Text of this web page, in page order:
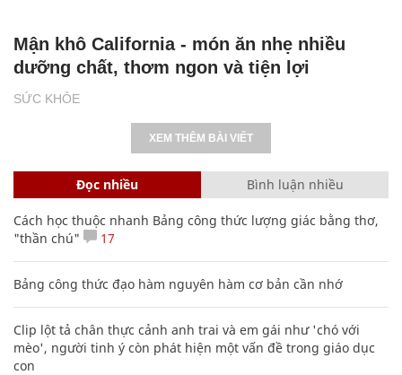
SỨC KHỎE
Mận khô California - món ăn nhẹ nhiều
dưỡng chất, thơm ngon và tiện lợi
XEM THÊM BÀI VIẾT
Đọc nhiều Bình luận nhiều
Cách học thuộc nhanh Bảng công thức lượng giác bằng thơ,
"thần chú"
17
Bảng công thức đạo hàm nguyên hàm cơ bản cần nhớ
Clip lột tả chân thực cảnh anh trai và em gái như 'chó với
mèo', người tinh ý còn phát hiện một vấn đề trong giáo dục
con